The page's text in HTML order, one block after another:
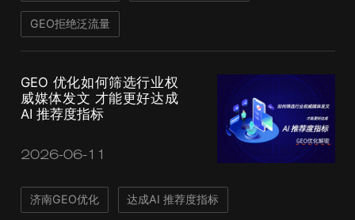
GEO拒绝泛流量
GEO 优化如何筛选行业权
威媒体发文 才能更好达成
AI 推荐度指标
2026-06-11
济南GEO优化 达成AI 推荐度指标